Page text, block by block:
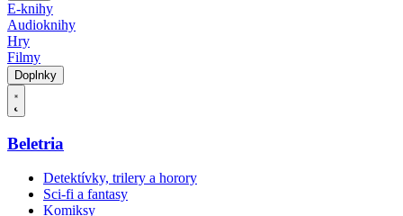
E-knihy
Audioknihy
Hry
Filmy
Doplnky
Beletria
Detektívky, trilery a horory
Sci-fi a fantasy
Komiksy